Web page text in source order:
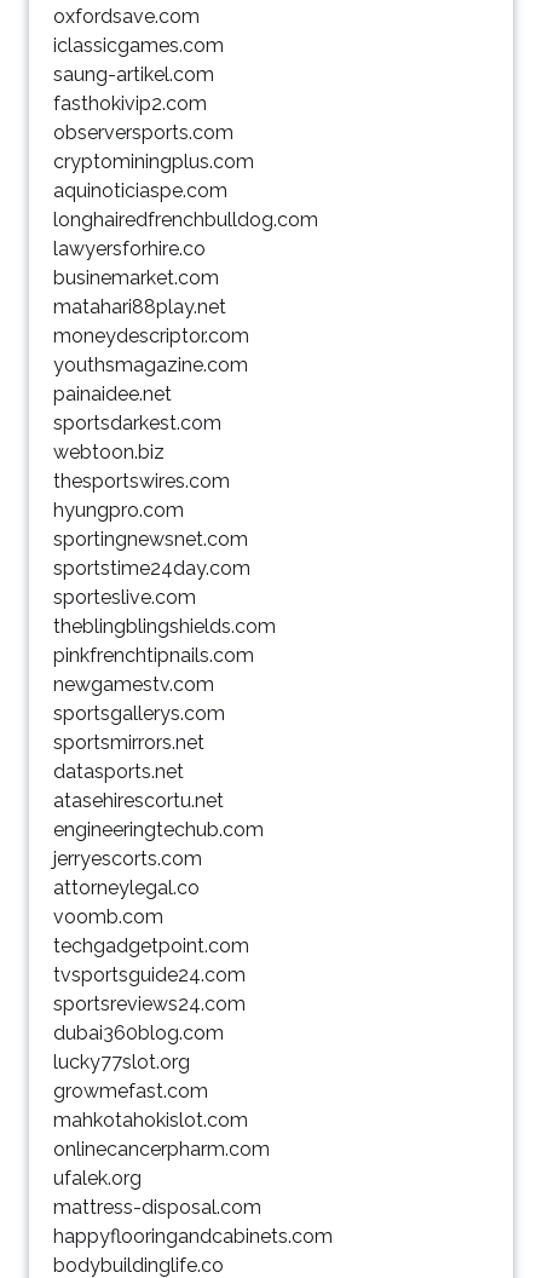
oxfordsave.com
iclassicgames.com
saung-artikel.com
fasthokivip2.com
observersports.com
cryptominingplus.com
aquinoticiaspe.com
longhairedfrenchbulldog.com
lawyersforhire.co
businemarket.com
matahari88play.net
moneydescriptor.com
youthsmagazine.com
painaidee.net
sportsdarkest.com
webtoon.biz
thesportswires.com
hyungpro.com
sportingnewsnet.com
sportstime24day.com
sporteslive.com
theblingblingshields.com
pinkfrenchtipnails.com
newgamestv.com
sportsgallerys.com
sportsmirrors.net
datasports.net
atasehirescortu.net
engineeringtechub.com
jerryescorts.com
attorneylegal.co
voomb.com
techgadgetpoint.com
tvsportsguide24.com
sportsreviews24.com
dubai360blog.com
lucky77slot.org
growmefast.com
mahkotahokislot.com
onlinecancerpharm.com
ufalek.org
mattress-disposal.com
happyflooringandcabinets.com
bodybuildinglife.co